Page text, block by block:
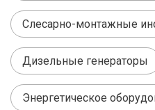
Слесарно-монтажные
Дизельные генераторы
Энергетическое